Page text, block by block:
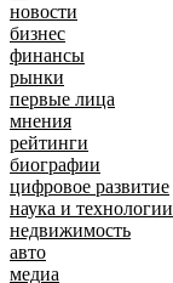
новости
бизнес
финансы
рынки
первые лица
мнения
рейтинги
биографии
цифровое развитие
наука и технологии
недвижимость
авто
медиа